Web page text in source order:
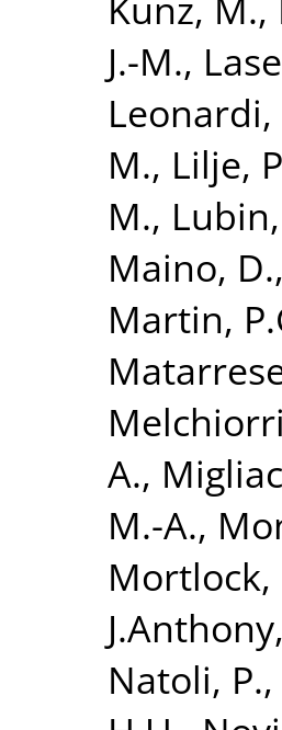
J.-M.,
Leonardi,
M., Lilje,
M.,
Maino, D.,
Martin,
A.,
M.-A.,
Mortlock,
J.Anthony,
Natoli, P.,